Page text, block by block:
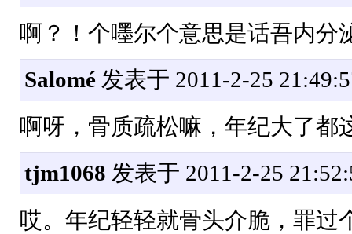
啊？！个嚜尔个意思是话吾内分
Salomé发表于 2011-2-25
啊呀，骨质疏松嘛，年纪大了都
tjm1068 发表于 2011-2-25
哎。年纪轻轻就骨头介脆，罪过